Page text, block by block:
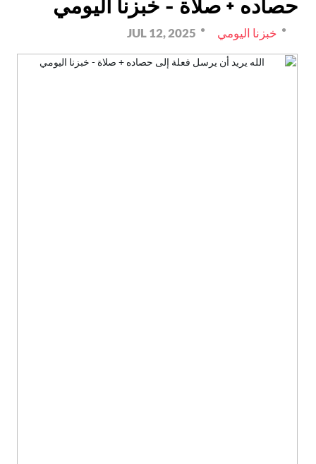
حصاده + صلاة - خبزنا اليومي
خبزنا اليومي JUL 12, 2025